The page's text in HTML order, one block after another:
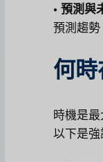
• 預測與
預測趨勢
何
時機是
以下是強